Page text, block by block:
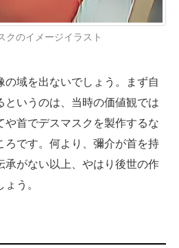
クのイメージイラスト
域を出ないでしょう。まず自
というのは、当時の価値観では
や首でデスマスクを製作するな
ろです。何より、彌介が首を持
承がない以上、やはり後世の作
う。